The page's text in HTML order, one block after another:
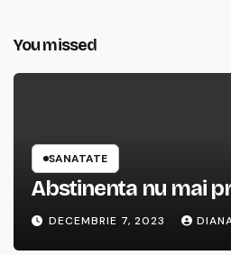
You missed
SANATATE
Abstinenta nu mai
DECEMBRIE 7, 2023